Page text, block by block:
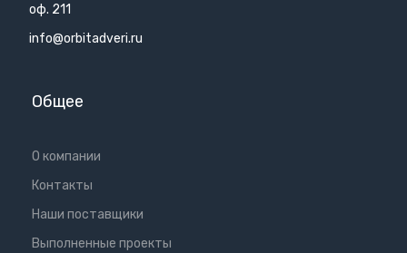
оф. 211
info@orbitadveri.ru
Общее
О компании
Контакты
Наши поставщики
Выполненные проекты